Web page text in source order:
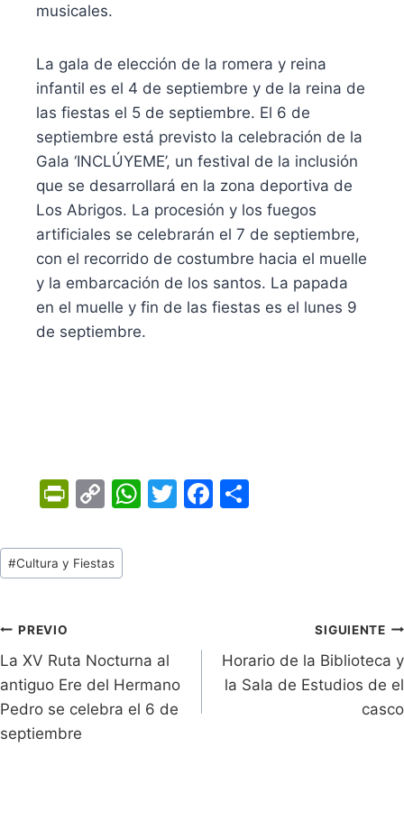
musicales.
La gala de elección de la romera y reina
infantil es el 4 de septiembre y de la reina de
las fiestas el 5 de septiembre. El 6 de
septiembre está previsto la celebración de la
Gala ‘INCLÚYEME’, un festival de la inclusión
que se desarrollará en la zona deportiva de
Los Abrigos. La procesión y los fuegos
artificiales se celebrarán el 7 de septiembre,
con el recorrido de costumbre hacia el muelle
y la embarcación de los santos. La papada
en el muelle y fin de las fiestas es el lunes 9
de septiembre.
Pr
tF
ri
dl
y
C
p
y
k
W
p
T
F
o
k
Tags
de
#Cultura y Fiestas
Navegación
de
entradas
PREVIO
La XV Ruta Nocturna al
antiguo Ere del Hermano
Pedro se celebra el 6 de
septiembre
SIGUIENTE
Horario de la Biblioteca y
la Sala de Estudios de el
casco